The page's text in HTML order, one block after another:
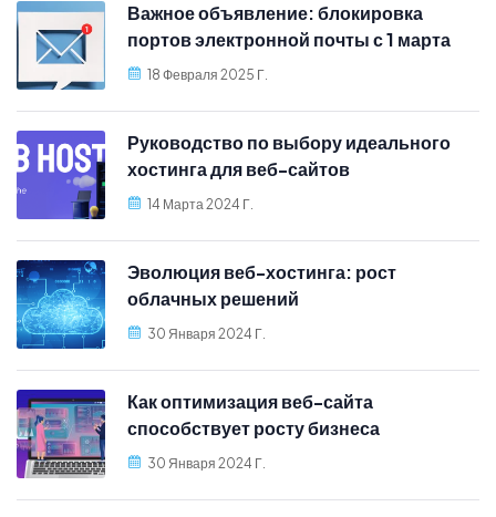
Важное объявление: блокировка
портов электронной почты с 1 марта
2025 г.
18 Февраля 2025 Г.
Руководство по выбору идеального
хостинга для веб-сайтов
14 Марта 2024 Г.
Эволюция веб-хостинга: рост
облачных решений
30 Января 2024 Г.
Как оптимизация веб-сайта
способствует росту бизнеса
30 Января 2024 Г.